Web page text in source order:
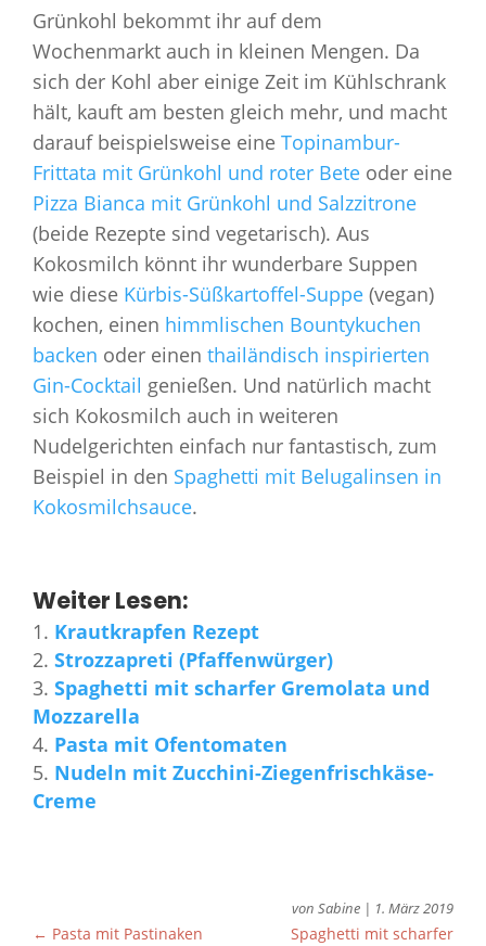
Grünkohl bekommt ihr auf dem
Wochenmarkt auch in kleinen Mengen. Da
sich der Kohl aber einige Zeit im Kühlschrank
hält, kauft am besten gleich mehr, und macht
darauf beispielsweise eine Topinambur-
Frittata mit Grünkohl und roter Bete oder eine
Pizza Bianca mit Grünkohl und Salzzitrone
(beide Rezepte sind vegetarisch). Aus
Kokosmilch könnt ihr wunderbare Suppen
wie diese Kürbis-Süßkartoffel-Suppe (vegan)
kochen, einen himmlischen Bountykuchen
backen oder einen thailändisch inspirierten
Gin-Cocktail genießen. Und natürlich macht
sich Kokosmilch auch in weiteren
Nudelgerichten einfach nur fantastisch, zum
Beispiel in den Spaghetti mit Belugalinsen in
Kokosmilchsauce.
Weiter Lesen:
Krautkrapfen Rezept
Strozzapreti (Pfaffenwürger)
Spaghetti mit scharfer Gremolata und
Mozzarella
Pasta mit Ofentomaten
Nudeln mit Zucchini-Ziegenfrischkäse-
Creme
von Sabine | 1. März 2019
← Pasta mit Pastinaken Spaghetti mit scharfer